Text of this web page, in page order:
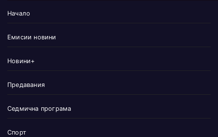
Начало
Емисии новини
Новини+
Предавания
Седмична програма
Спорт